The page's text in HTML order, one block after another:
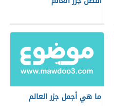
ما هي أجمل جزر العالم